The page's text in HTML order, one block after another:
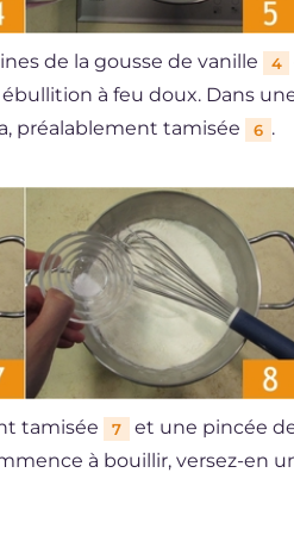
de la gousse de vanille 4
à feu doux. Dans
préalablement tamisée
6 .
tamisée 7 et une pincée
à bouillir, versez-en